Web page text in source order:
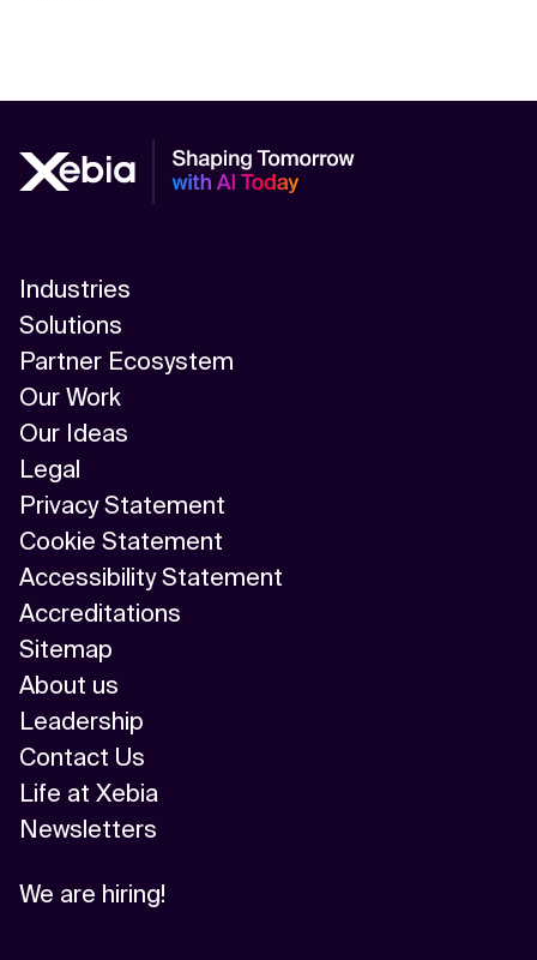
Industries
Solutions
Partner Ecosystem
Our Work
Our Ideas
Legal
Privacy Statement
Cookie Statement
Accessibility Statement
Accreditations
Sitemap
About us
Leadership
Contact Us
Life at Xebia
Newsletters
We are hiring!